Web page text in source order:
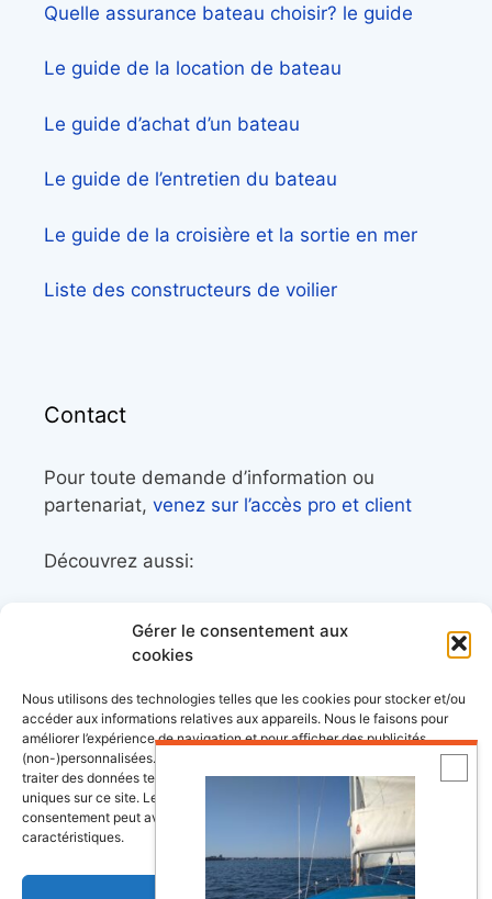
Gérer le consentement aux
cookies
Nous utilisons des technologies telles que les cookies pour stocker et/ou
accéder aux informations relatives aux appareils. Nous le faisons pour
améliorer l’expérience de navigation et pour afficher des publicités
(non-)personnalisées. Consentir à ces technologies nous autorisera à
traiter des données telles que le comportement de navigation ou les ID
uniques sur ce site. Le fait de ne pas consentir ou de retirer son
consentement peut avoir un effet négatif sur certaines fonctonnalités et
caractéristiques.
Quelle assurance bateau choisir? le guide
Le guide de la location de bateau
Le guide d’achat d’un bateau
Le guide de l’entretien du bateau
Le guide de la croisière et la sortie en mer
Liste des constructeurs de voilier
Contact
Pour toute demande d’information ou
partenariat, venez sur l’accès pro et client
Découvrez aussi:
librairie maritime
le trek et le raid nautique
BoatingAds, le site d’annonces bateaux
européen
Depositphotos